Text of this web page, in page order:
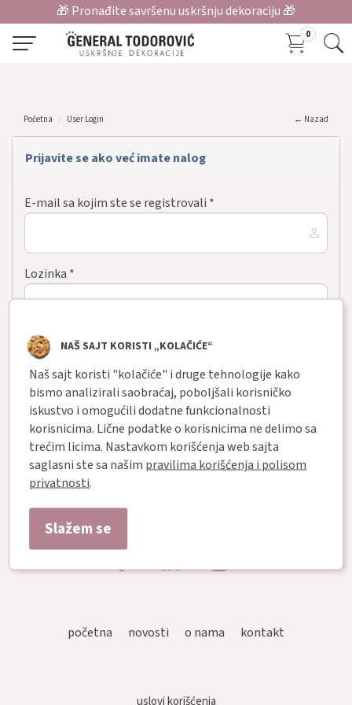
🎁 Pronađite savršenu uskršnju dekoraciju 🎁
0
Početna User Login ← Nazad
Prijavite se ako već imate nalog
E-mail sa kojim ste se registrovali *
Lozinka *
Zaboravili ste lozinku ?
ili
Registrujte nalog
početna novosti o nama kontakt
uslovi korišćenja
NAŠ SAJT KORISTI „KOLAČIĆE“
Naš sajt koristi "kolačiće" i druge tehnologije kako
bismo analizirali saobraćaj, poboljšali korisničko
iskustvo i omogućili dodatne funkcionalnosti
korisnicima. Lične podatke o korisnicima ne delimo sa
trećim licima. Nastavkom korišćenja web sajta
saglasni ste sa našim pravilima korišćenja i polisom
privatnosti.
Slažem se